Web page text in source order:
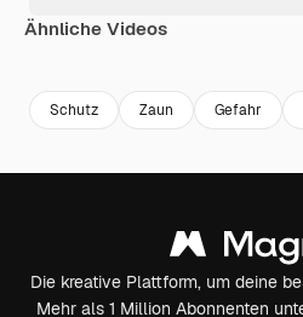
Ähnliche Videos
Schutz Zaun Gefahr
Die kreative Plattform, um deine
Mehr als 1 Million Abonnenten